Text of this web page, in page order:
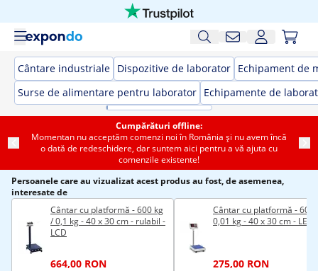
Cântare industriale Dispozitive de laborator Echipament de
Surse de alimentare pentru laborator Echipamente de
Cumpărături offline:
Momentan nu acceptăm comenzi noi în România și nu avem încă
o dată de redeschidere, dar suntem aici pentru a vă ajuta cu
comenzile existente!
Persoanele care au vizualizat acest produs au fost, de asemenea,
interesate de
Cântar cu platformă - 600 kg
/ 0,1 kg - 40 x 30 cm - rulabil -
LCD
664,00 RON
Cântar cu platformă - 60
0,01 kg - 40 x 30 cm - LED
275,00 RON